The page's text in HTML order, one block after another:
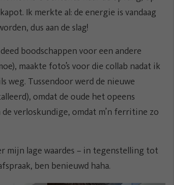
Ik merkte al: de energie is vandaag
dus aan de slag!
boodschappen voor een andere
maakte foto’s voor die collab nadat ik
weg. Tussendoor werd de nieuwe
omdat de oude het opeens
verloskundige, omdat m’n ferritine zo
mijn lage waardes – in tegenstelling tot
ben benieuwd haha.